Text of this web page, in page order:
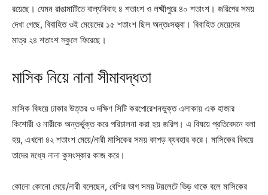
রয়েছে। যেমন রাঙামাটিতে বাল্যবিবাহ ৪ শতাংশ ও লক্ষ্মীপুরে ৪০ শতাংশ। জরিপের সময়
দেখা গেছে, বিবাহিত ওই মেয়েদের ১৫ শতাংশ ছিল অন্তঃসত্ত্বা। বিবাহিত মেয়েদের
মাত্র ২৪ শতাংশ স্কুলে ফিরেছে।
মাসিক নিয়ে নানা সীমাবদ্ধতা
মাসিক বিষয়ে ঢাকার উত্তর ও দক্ষিণ সিটি করপোরেশনভুক্ত এলাকায় এক হাজার
কিশোরী ও নারীকে অন্তর্ভুক্ত করে পরিচালনা করা হয় জরিপ। এ বিষয়ে প্রতিবেদনে বলা
হয়, এখনো ৪২ শতাংশ মেয়ে/নারী মাসিকের সময় কাপড় ব্যবহার করে। মাসিকের বিষয়ে
তাদের মধ্যে নানা কুসংস্কার কাজ করে।
কোনো কোনো মেয়ে/নারী বলেছেন, বেশির ভাগ সময় টয়লেটে ভিড় থাকে বলে মাসিকের